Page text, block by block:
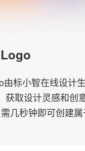
LOGO生成器
LOGO模板
由标小智在线设计
获取设计灵感和创
几秒钟即可创建